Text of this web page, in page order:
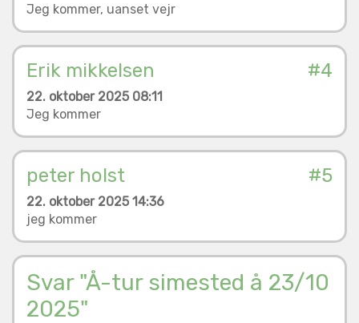
Jeg kommer, uanset vejr
#4
Erik mikkelsen
22. oktober 2025 08:11
Jeg kommer
#5
peter holst
22. oktober 2025 14:36
jeg kommer
Svar "Å-tur simested å 23/10
2025"